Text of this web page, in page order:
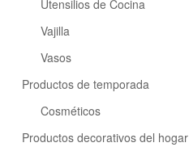
Utensilios de Cocina
Vajilla
Vasos
Productos de temporada
Cosméticos
Productos decorativos del hogar